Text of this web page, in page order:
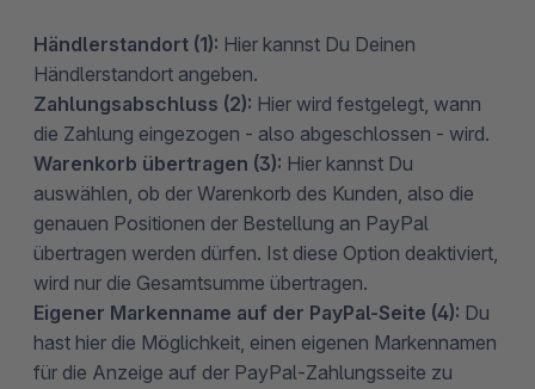
Händlerstandort (1): Hier kannst Du Deinen
Händlerstandort angeben.
Zahlungsabschluss (2): Hier wird festgelegt, wann
die Zahlung eingezogen - also abgeschlossen - wird.
Warenkorb übertragen (3): Hier kannst Du
auswählen, ob der Warenkorb des Kunden, also die
genauen Positionen der Bestellung an PayPal
übertragen werden dürfen. Ist diese Option deaktiviert,
wird nur die Gesamtsumme übertragen.
Eigener Markenname auf der PayPal-Seite (4): Du
hast hier die Möglichkeit, einen eigenen Markennamen
für die Anzeige auf der PayPal-Zahlungsseite zu